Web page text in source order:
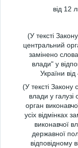
від 12
(У тексті
центральний
замінено
влади" у
України
(У тексті Закону
влади у
орган
усіх відмінках
виконавчої
державної
відповідному